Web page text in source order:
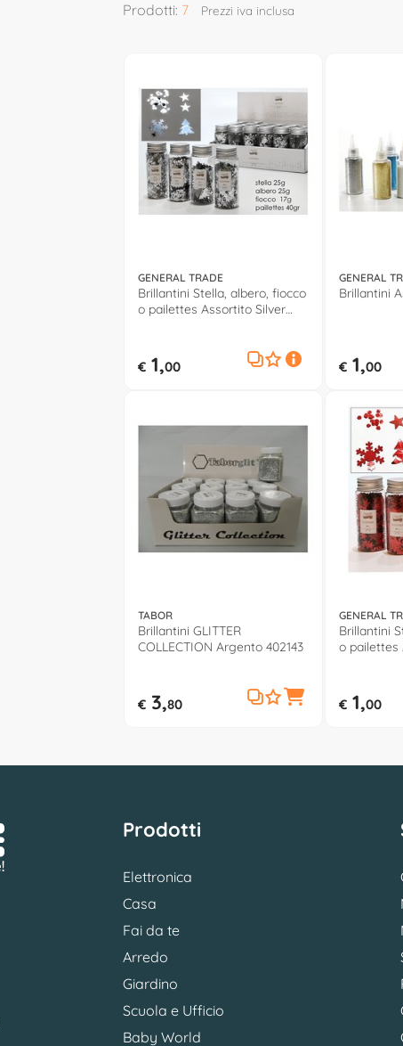
Prodotti: 7 Prezzi iva inclusa
GENERAL TRADE
Brillantini Stella, albero, fiocco
o pailettes Assortito Silver
€1,00
GENERAL
Brillantini
€1,00
TABOR
Brillantini GLITTER
COLLECTION Argento 402143
€3,80
GENERAL
Brillantini
o pailettes
€1,00
Prodotti
Elettronica
Casa
Fai da te
Arredo
Giardino
Scuola e Ufficio
Baby World